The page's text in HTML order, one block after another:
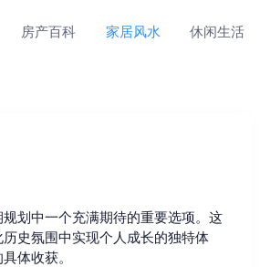
房产百科 家居风水 休闲生活
划中一个充满期待的重要选项。这
史氛围中实现个人成长的独特体
体收获。